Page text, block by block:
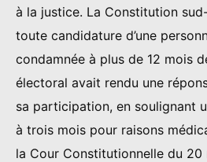
à la justice. La Constitution
toute candidature d’une
condamnée à plus de 12 mois
électoral avait rendu une
sa participation, en soulignant
à trois mois pour raisons
la Cour Constitutionnelle du